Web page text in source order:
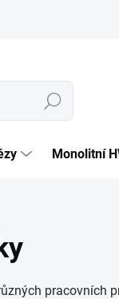
Hledat
Monolitní
pracovních